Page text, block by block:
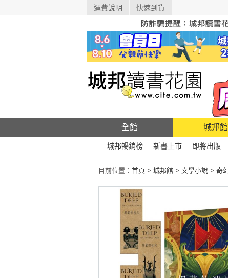
運費說明 快速到貨
全館 城邦館
城邦暢銷榜 新書上市 即將出版
目前位置： 首頁 > 城邦館 > 文學小說 > 奇